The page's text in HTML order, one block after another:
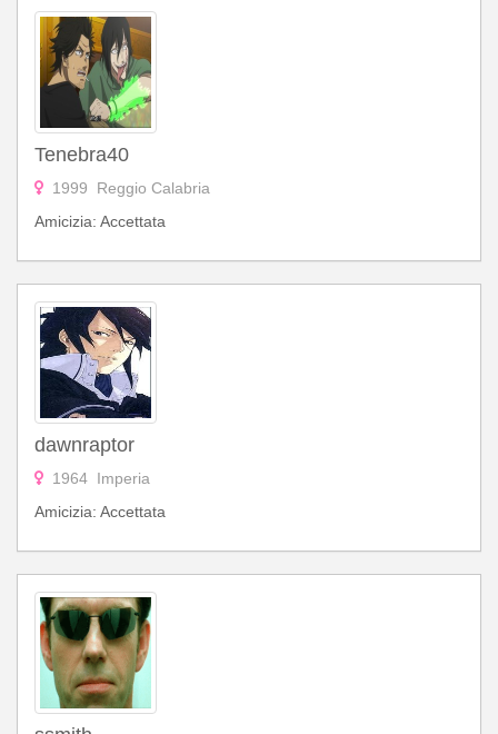
Tenebra40
1999 Reggio Calabria
Amicizia: Accettata
dawnraptor
1964 Imperia
Amicizia: Accettata